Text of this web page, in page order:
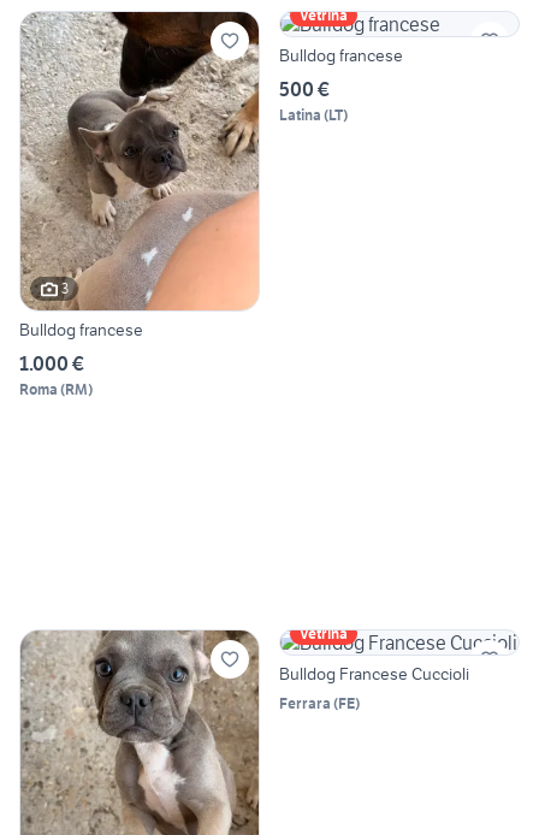
3
Bulldog francese
1.000 €
Roma (RM)
Vetrina
Bulldog francese
500 €
Latina (LT)
Vetrina
Bulldog Francese Cuccioli
Ferrara (FE)